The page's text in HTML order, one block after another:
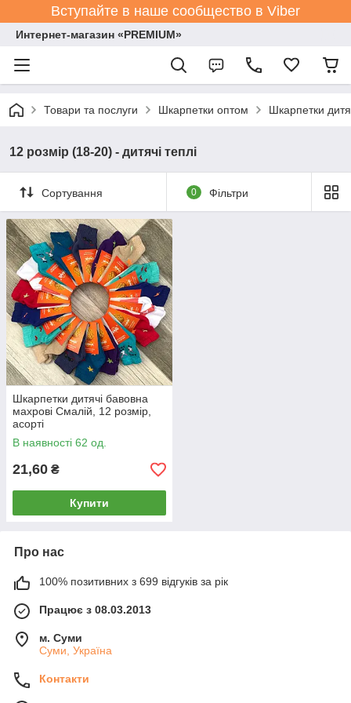
Вступайте в наше сообщество в Viber
Интернет-магазин «PREMIUM»
Товари та послуги Шкарпетки оптом Шкарпетки
12 розмір (18-20) - дитячі теплі
Сортування 0 Фільтри
Шкарпетки дитячі бавовна
махрові Смалій, 12 розмір,
асорті
В наявності 62 од.
21,60 ₴
Купити
Про нас
100% позитивних з 699 відгуків за рік
Працює з 08.03.2013
м. Суми
Суми, Україна
Контакти